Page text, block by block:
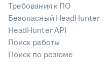
Требования к ПО
Безопасный HeadHunter
HeadHunter API
Поиск работы
Поиск по резюме